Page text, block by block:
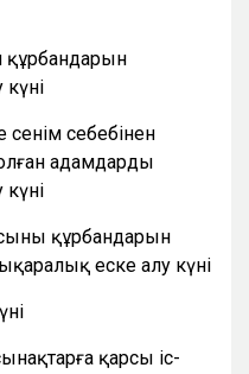
құрбандарын
себебінен
адамдарды
құрбандарын
еске алу күні
қарсы іс-